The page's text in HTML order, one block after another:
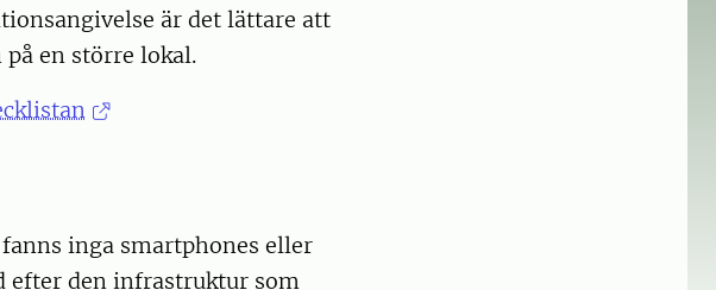
är det lättare att
en större lokal.
inga smartphones eller
efter den infrastruktur som